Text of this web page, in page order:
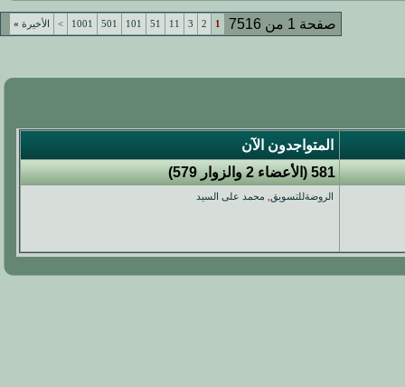
صفحة 1 من 7516 1
2
3
11
51
101
501
1001
> الأخيرة »
المتواجدون الآن
581 (الأعضاء 2 والزوار 579)
الروضةللتسويق محمد على السيد